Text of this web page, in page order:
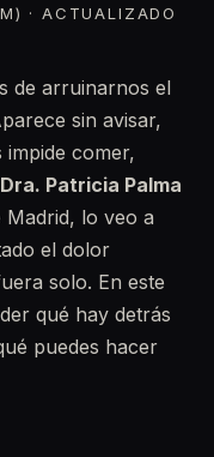
· ACTUALIZADO
de arruinarnos el
sin avisar,
comer,
Dra. Patricia Palma
Madrid, lo veo a
el dolor
solo. En este
qué hay detrás
puedes hacer